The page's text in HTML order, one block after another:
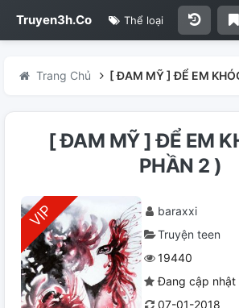
Truyen3h.Co Thể loại
Trang Chủ [ ĐAM MỸ ] ĐỂ EM
[ ĐAM MỸ ] ĐỂ EM
PHẦN 2 )
baraxxi
Truyện teen
19440
Đang cập nhật
07-01-2018